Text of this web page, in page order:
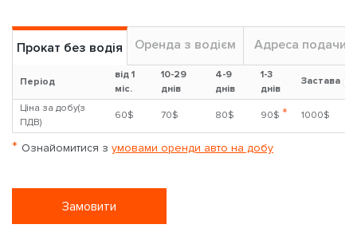
Прокат без водія Оренда з водієм Адреса подачи
Період
від 1
міс.
10-29
днів
4-9
днів
1-3
днів
Застава
Ціна за добу(з
ПДВ)
60$ 70$ 80$ 90$ * 1000$
* Ознайомитися з умовами оренди авто на добу
Замовити